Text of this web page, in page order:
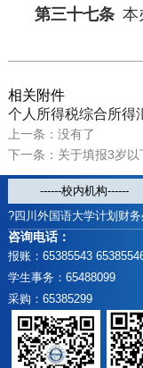
第三十七条本
相关附件
个人所得税综合所得
上一条：没有了
下一条：关于填报3岁
?四川外国语大学计划财务
咨询电话：
报账：65385543
学生事务：65488099
采购：65385299